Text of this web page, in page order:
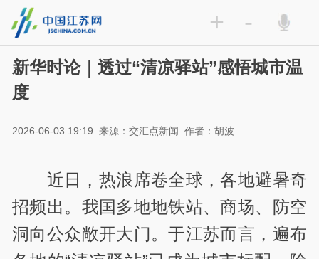
+ -
新华时论｜透过“清凉驿站”感悟城市温
度
2026-06-03 19:19 来源：交汇点新闻 作者：胡波
近日，热浪席卷全球，各地避暑奇
招频出。我国多地地铁站、商场、防空
洞向公众敞开大门。于江苏而言，遍布